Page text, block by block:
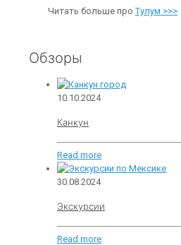
Читать больше проТулум >>>
Обзоры
10.10.2024
Канкун
Read more
30.08.2024
Экскурсии
Read more